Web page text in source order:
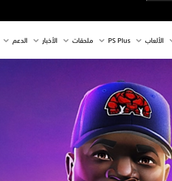
الألعاب PS Plus ملحقات الأخبار الدعم